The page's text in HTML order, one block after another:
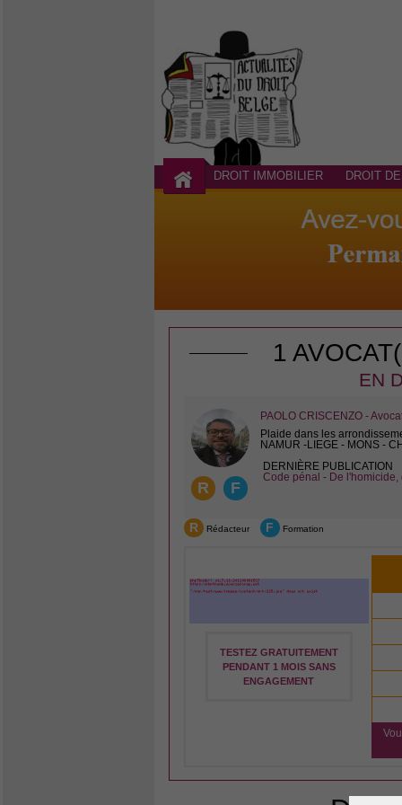
DROIT IMMOBILIER DROIT
1
EN
R F
PAOLO CRISCENZO -
Plaide dans les
NAMUR -LIEGE - MONS -
DERNIÈRE PUBLICATION
Code pénal - De
R Rédacteur F Formation
TESTEZ GRATUITEMENT
PENDANT 1 MOIS SANS
ENGAGEMENT